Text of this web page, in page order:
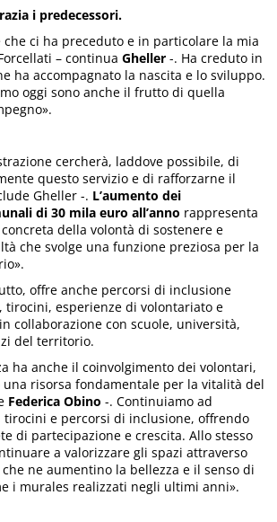
i predecessori.
che ci ha preceduto e in particolare la mia
– continuaGheller -. Ha creduto in
ha accompagnato la nascita e lo sviluppo.
oggi sono anche il frutto di quella
cercherà, laddove possibile, di
questo servizio e di rafforzarne il
Gheller -. L’aumento dei
di 30 mila euro all’anno rappresenta
della volontà di sostenere e
che svolge una funzione preziosa per la
offre anche percorsi di inclusione
tirocini, esperienze di volontariato e
collaborazione con scuole, università,
del territorio.
ha anche il coinvolgimento dei volontari,
risorsa fondamentale per la vitalità del
Federica Obino -. Continuiamo ad
tirocini e percorsi di inclusione, offrendo
di partecipazione e crescita. Allo stesso
a valorizzare gli spazi attraverso
ne aumentino la bellezza e il senso di
i murales realizzati negli ultimi anni».